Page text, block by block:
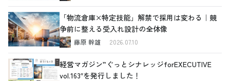
「物流倉庫×特定技能」解禁で採用は変わる｜競
争前に整える受入れ設計の全体像
藤原 幹雄 2026.07.10
経営マガジン”ぐっとシナレッジforEXECUTIVE
vol.163″を発行しました！